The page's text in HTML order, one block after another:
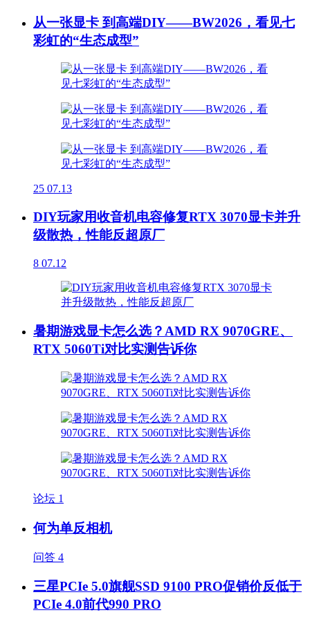
从一张显卡 到高端DIY——BW2026，看见七
彩虹的“生态成型”
25 07.13
DIY玩家用收音机电容修复RTX 3070显卡并升
级散热，性能反超原厂
8 07.12
暑期游戏显卡怎么选？AMD RX 9070GRE、
RTX 5060Ti对比实测告诉你
论坛 1
何为单反相机
问答 4
三星PCIe 5.0旗舰SSD 9100 PRO促销价反低于
PCIe 4.0前代990 PRO